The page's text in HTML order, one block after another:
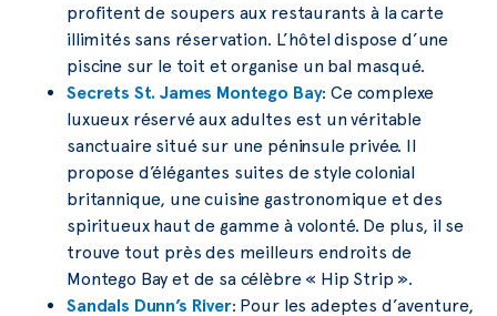
profitent de soupers aux restaurants à la carte
illimités sans réservation. L’hôtel dispose d’une
piscine sur le toit et organise un bal masqué.
Secrets St. James Montego Bay: Ce complexe
luxueux réservé aux adultes est un véritable
sanctuaire situé sur une péninsule privée. Il
propose d’élégantes suites de style colonial
britannique, une cuisine gastronomique et des
spiritueux haut de gamme à volonté. De plus, il se
trouve tout près des meilleurs endroits de
Montego Bay et de sa célèbre « Hip Strip ».
Sandals Dunn’s River: Pour les adeptes d’aventure,